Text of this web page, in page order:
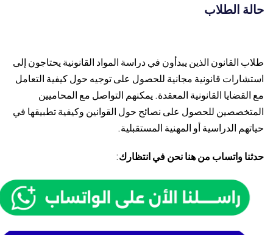
حالة الطلاب
طلاب القانون الذين يبدأون في دراسة المواد القانونية يحتاجون إلى
استشارات قانونية مجانية للحصول على توجيه حول كيفية التعامل
مع القضايا القانونية المعقدة. يمكنهم التواصل مع المحاميين
المتخصصين للحصول على نصائح حول القوانين وكيفية تطبيقها في
حياتهم الدراسية أو المهنية المستقبلية.
حدثنا واتساب من هنا نحن في انتظارك: